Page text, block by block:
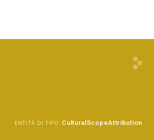
ENTITÀ DI TIPO: CulturalScopeAttribution